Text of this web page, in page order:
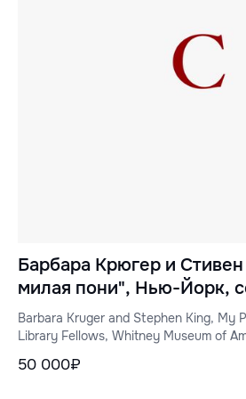
Барбара Крюгер и
милая пони", Нью-Йорк,
библиотеки, Музей
искусства Уитни, 1988
Barbara Kruger and Stephen King, My
Library Fellows, Whitney Museum of
50 000₽